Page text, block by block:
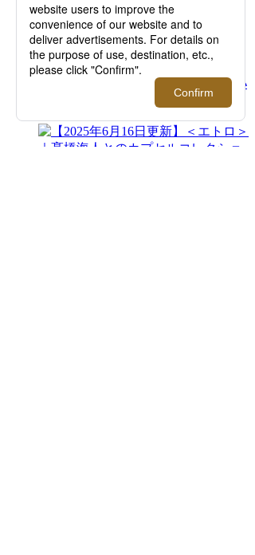
【2026年ビジネススニーカー】今すぐ欲しい
おすすめシューズブランド6選